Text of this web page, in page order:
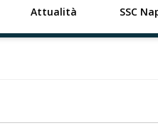
Attualità SSC